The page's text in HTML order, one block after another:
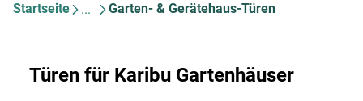
Startseite Garten- & Gerätehaus-Türen
Türen für Karibu Gartenhäuser